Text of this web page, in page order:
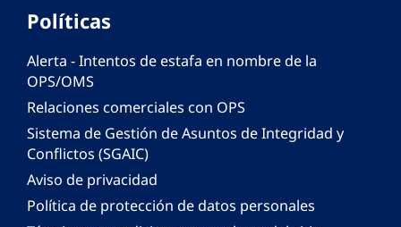
Políticas
Alerta - Intentos de estafa en nombre de la
OPS/OMS
Relaciones comerciales con OPS
Sistema de Gestión de Asuntos de Integridad y
Conflictos (SGAIC)
Aviso de privacidad
Política de protección de datos personales